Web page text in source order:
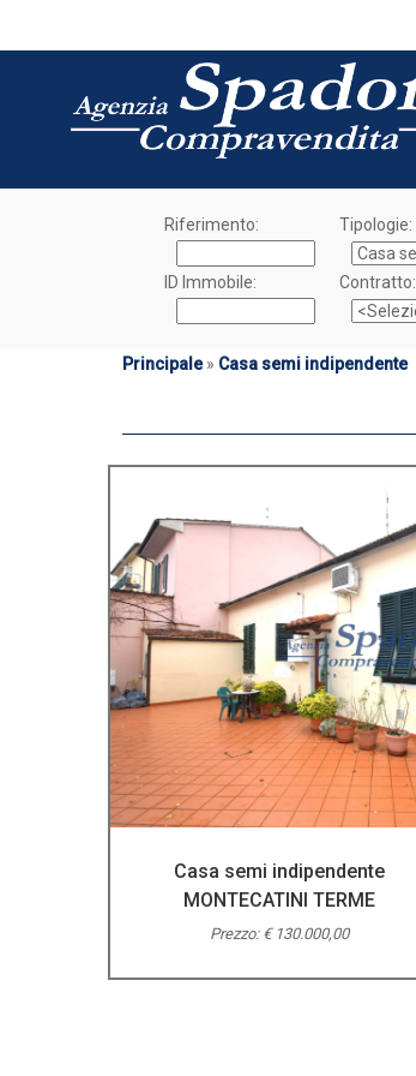
Riferimento:
ID Immobile:
Tipologie:
Contratto:
Principale» Casa semi indipendente
Casa semi indipendente
MONTECATINI TERME
Prezzo: € 130.000,00